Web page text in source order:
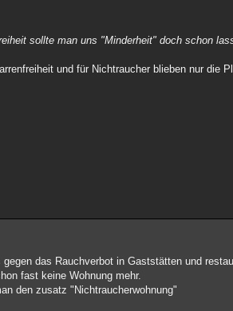
sollte man uns "Minderheit" doch schon
und für Nichtraucher blieben nur die
gegen das Rauchverbot in Gaststätten und
fast keine Wohnung mehr.
den zusatz "Nichtraucherwohnung"